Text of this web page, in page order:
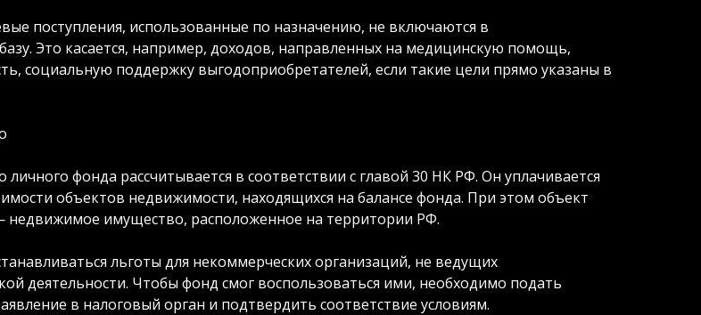
поступления, использованные по назначению, не включаются в
Это касается, например, доходов, направленных на медицинскую помощь,
социальную поддержку выгодоприобретателей, если такие цели прямо указаны в
фонда рассчитывается в соответствии с главой 30 НК РФ. Он уплачивается
объектов недвижимости, находящихся на балансе фонда. При этом объект
недвижимое имущество, расположенное на территории РФ.
льготы для некоммерческих организаций, не ведущих
деятельности. Чтобы фонд смог воспользоваться ими, необходимо подать
в налоговый орган и подтвердить соответствие условиям.